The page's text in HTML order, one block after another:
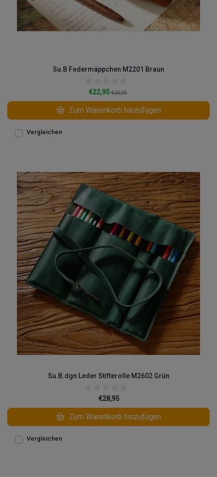
Su.B Federmäppchen M2201 Braun
€22,95€26,95
Zum Warenkorb hinzufügen
Vergleichen
Su.B.dgn Leder Stifterolle M2602 Grün
€28,95
Zum Warenkorb hinzufügen
Vergleichen